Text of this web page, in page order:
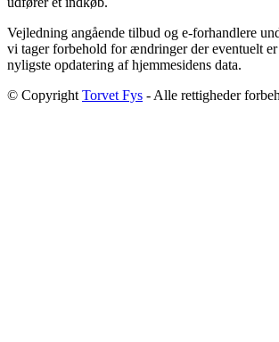
Vejledning angående tilbud og e-forhandlere
vi tager forbehold for ændringer der eventuelt er
nyligste opdatering af hjemmesidens data.
© Copyright Torvet Fys - Alle rettigheder